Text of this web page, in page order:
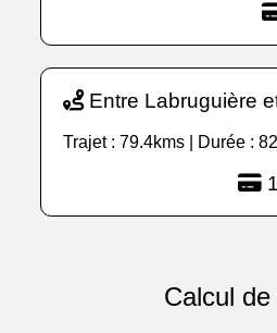
Entre Labruguière
Trajet : 79.4kms | Durée :
Calcul